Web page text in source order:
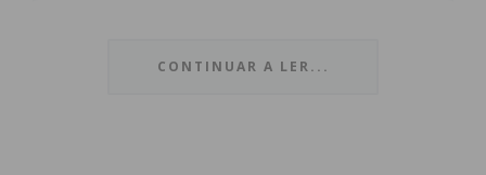
CONTINUAR A LER...